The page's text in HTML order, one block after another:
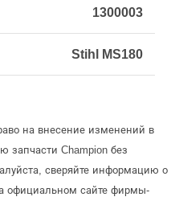
1300003
Stihl MS180
на внесение изменений в
запчасти Champion без
сверяйте информацию о
официальном сайте фирмы-